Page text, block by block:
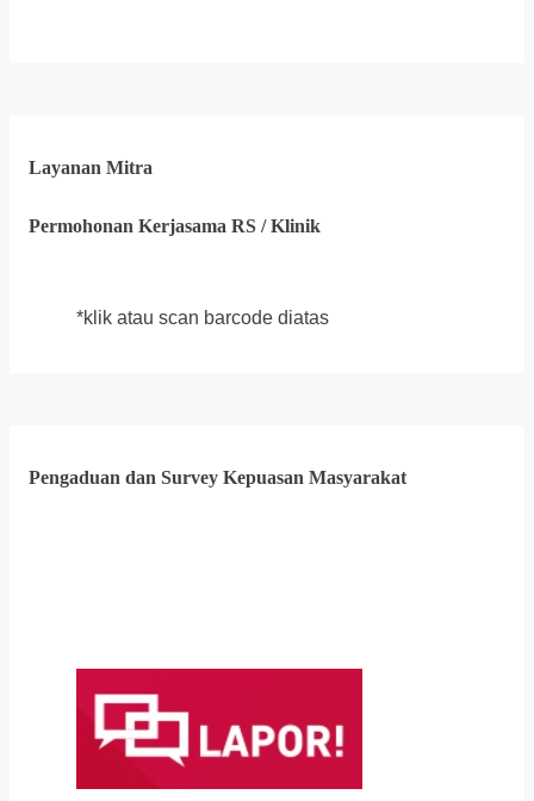
Layanan Mitra
Permohonan Kerjasama RS / Klinik
*klik atau scan barcode diatas
Pengaduan dan Survey Kepuasan Masyarakat